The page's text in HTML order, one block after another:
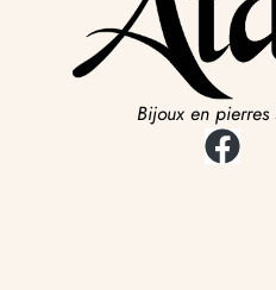
Bijoux en pierres